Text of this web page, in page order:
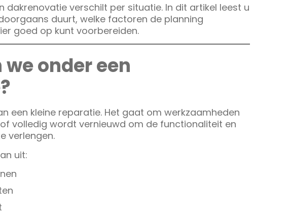
dakrenovatie verschilt per situatie. In dit artikel leest u
duurt, welke factoren de planning
goed op kunt voorbereiden.
onder een
een kleine reparatie. Het gaat om werkzaamheden
volledig wordt vernieuwd om de functionaliteit en
verlengen.
uit: